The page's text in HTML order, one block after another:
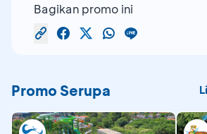
Bagikan promo ini
Promo Serupa